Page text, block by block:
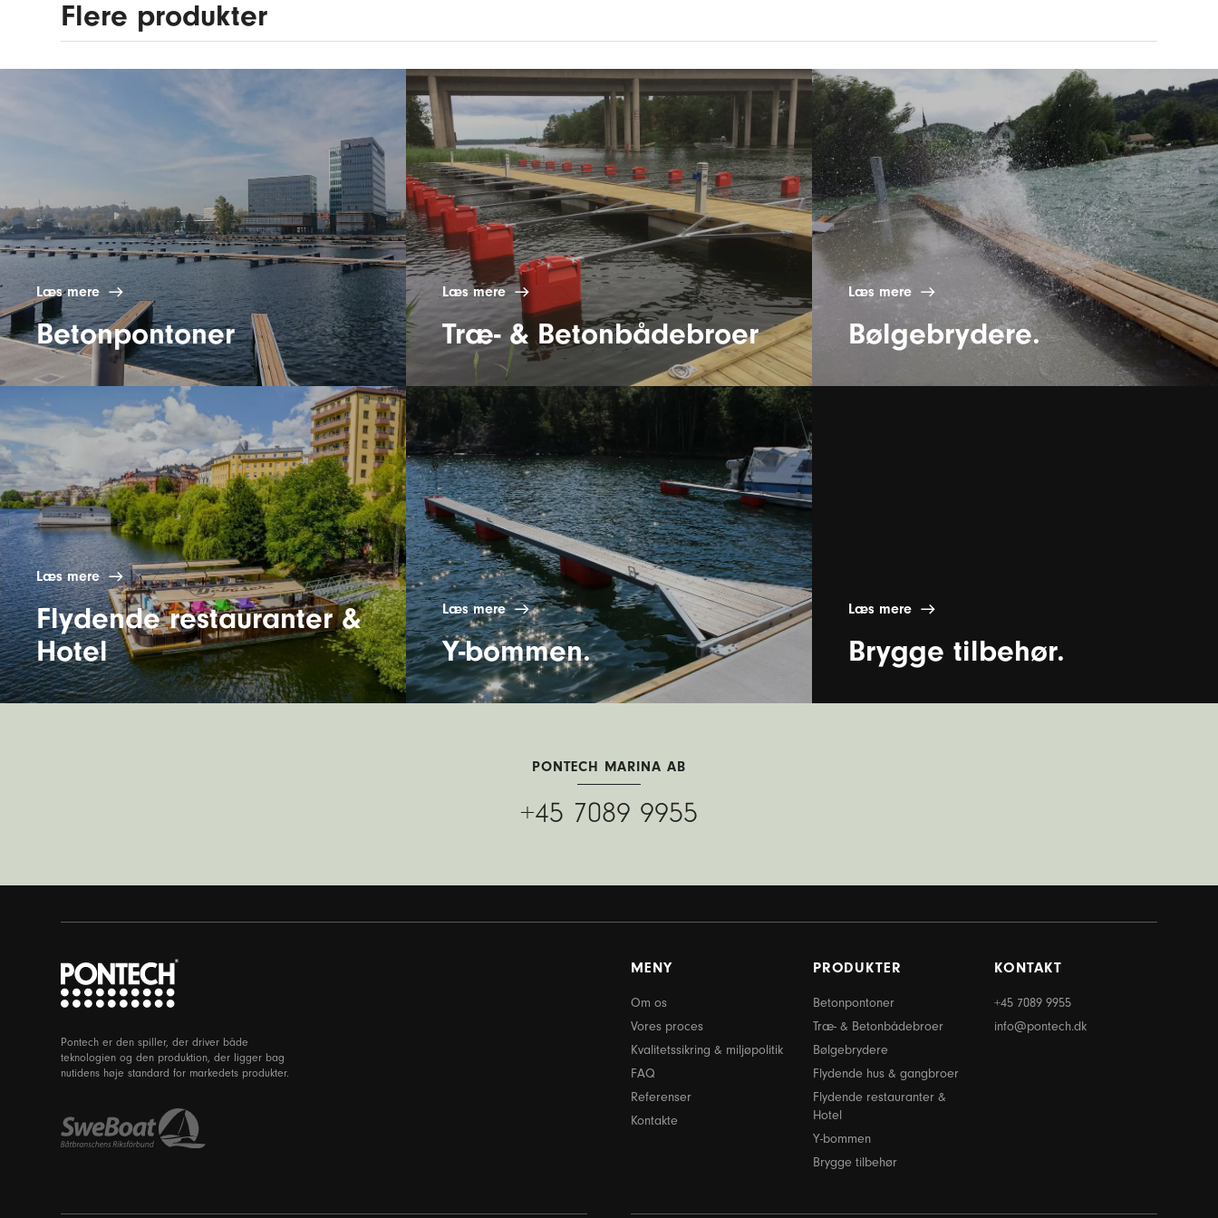
Flere produkter
Læs mere
Betonpontoner
Læs mere
Træ- & Betonbådebroer
Læs mere
Bølgebrydere.
Læs mere
Flydende restauranter &
Hotel
Læs mere
Y-bommen.
Læs mere
Brygge tilbehør.
PONTECH MARINA AB
+45 7089 9955
Pontech er den spiller, der driver både
teknologien og den produktion, der ligger bag
nutidens høje standard for markedets produkter.
MENY
Om os
Vores proces
Kvalitetssikring & miljøpolitik
FAQ
Referenser
Kontakte
PRODUKTER
Betonpontoner
Træ- & Betonbådebroer
Bølgebrydere
Flydende hus & gangbroer
Flydende restauranter &
Hotel
Y-bommen
Brygge tilbehør
KONTAKT
+45 7089 9955
info@pontech.dk